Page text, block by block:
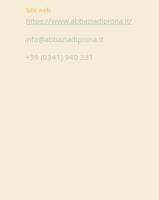
Site web
https://www.abbaziadipiona.it/
info@abbaziadipiona.it
+39 (0341) 940 331